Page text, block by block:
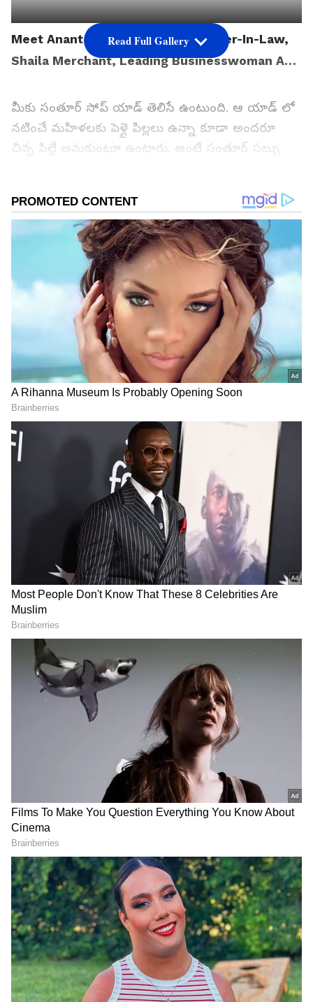
Meet Anant Ambani's Stylish Mother-In-Law,
Shaila Merchant, Leading Businesswoman And
మీకు సంతూర్ సోప్ యాడ్ తెలిసే ఉంటుంది. ఆ యాడ్ లో
నటించే మహిళలకు పెళ్లై పిల్లలు ఉన్నా కూడా అందరూ
చిన్న పిల్లే అనుకుంటూ ఉంటారు. అంటే సంతూర్ సబ్బు
మన చుట్టూ కూడా ఎవరైనా పిల్లలు ఉన్నా కూడా యంగ్ గా
కనపడితే.. సంతూర్ మమ్మీ అని పిలుస్తూ ఉంటారు.
అయితే.. అనంత్ అంబానీ కాబోయే అత్తగారు శైలాని చూస్తే
ఎవరైనా సంతూర్ మమ్మీ అనాల్సిందేద. ఆమె అంత యంగ్
గా, స్టైలిష్ గా కనిపిస్తుండటం విశేషం.
గూగుల్‌లో ఆసక్తికరమైన సమాచారం కోసం ఏసియానెట్ తెలుగు
ను మీ ఫ్రిఫర్డ్ సోర్స్ గా ఎంచుకోండి
2
8
అంబానీ చిన్న కుమారుడు అనంత్ అంబానీ రాధిక
మర్చంట్ ప్రీ వెడ్డింగ్ వేడుక ప్రారంభమైంది. కుటుంబ
సభ్యులుఈ వేడుకలో సందడి చేస్తున్నారు. ఈ వేడుకలకు
సంబంధించిన ఫోటోలు ప్రస్తుతం నెట్టింట వైరల్
అవుతున్నాయి. ఈ సందర్భంగా రాధిక మర్చంట్ తల్లి శైలా
Read Full Gallery